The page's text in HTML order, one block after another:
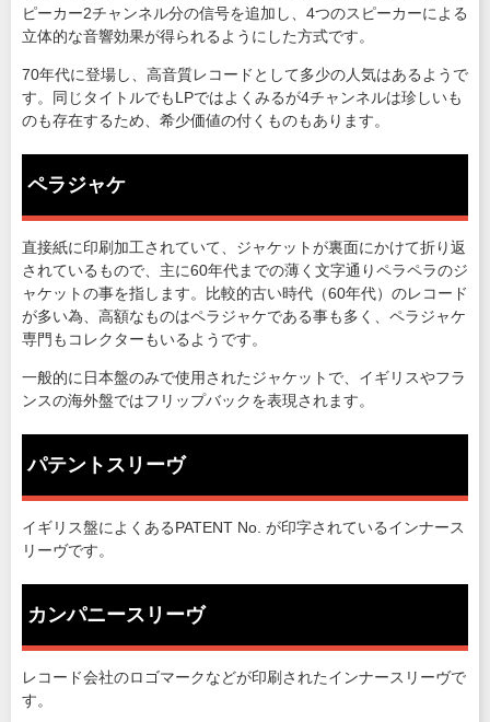
ピーカー2チャンネル分の信号を追加し、4つのスピーカーによる
立体的な音響効果が得られるようにした方式です。
70年代に登場し、高音質レコードとして多少の人気はあるようで
す。同じタイトルでもLPではよくみるが4チャンネルは珍しいも
のも存在するため、希少価値の付くものもあります。
ペラジャケ
直接紙に印刷加工されていて、ジャケットが裏面にかけて折り返
されているもので、主に60年代までの薄く文字通りペラペラのジ
ャケットの事を指します。比較的古い時代（60年代）のレコード
が多い為、高額なものはペラジャケである事も多く、ペラジャケ
専門もコレクターもいるようです。
一般的に日本盤のみで使用されたジャケットで、イギリスやフラ
ンスの海外盤ではフリップバックを表現されます。
パテントスリーヴ
イギリス盤によくあるPATENT No. が印字されているインナース
リーヴです。
カンパニースリーヴ
レコード会社のロゴマークなどが印刷されたインナースリーヴで
す。